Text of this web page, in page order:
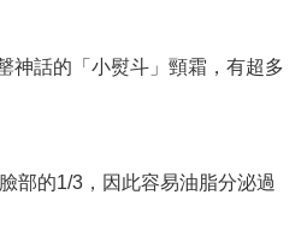
神話的「小熨斗」頸霜，有超多
部的1/3，因此容易油脂分泌過